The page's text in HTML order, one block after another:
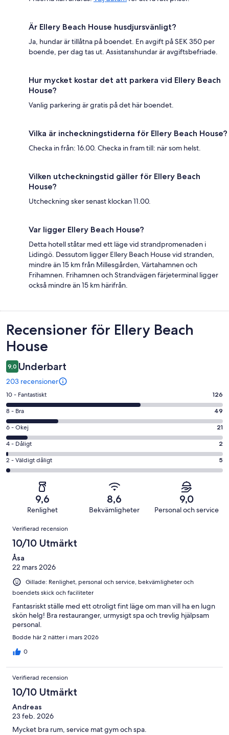
Är Ellery Beach House husdjursvänligt?
Ja, hundar är tillåtna på boendet. En avgift på SEK 350 per
boende, per dag tas ut. Assistanshundar är avgiftsbefriade.
Hur mycket kostar det att parkera vid Ellery Beach
House?
Vanlig parkering är gratis på det här boendet.
Vilka är incheckningstiderna för Ellery Beach House?
Checka in från: 16.00. Checka in fram till: när som helst.
Vilken utcheckningstid gäller för Ellery Beach
House?
Utcheckning sker senast klockan 11.00.
Var ligger Ellery Beach House?
Detta hotell ståtar med ett läge vid strandpromenaden i
Lidingö. Dessutom ligger Ellery Beach House vid stranden,
mindre än 15 km från Millesgården, Värtahamnen och
Frihamnen. Frihamnen och Strandvägen färjeterminal ligger
också mindre än 15 km härifrån.
Recensioner
Recensioner för Ellery Beach
House
9,0 Underbart
203 recensioner
10
-
Fantastiskt
i
betyg.
126
av
203
recensioner
10 - Fantastiskt 126
8
-
Bra
i
betyg.
49
recensioner
8 - Bra 49
6
-
Okej
i
betyg.
recensioner
6 - Okej 21
4
-
Dåligt
recensioner
4 - Dåligt 2
2
-
betyg.
203
recensioner
2 - Väldigt dåligt 5
9,6
Renlighet
8,6
Bekvämligheter
9,0
Personal och service
Recensioner
Verifierad recension
10/10 Utmärkt
Åsa
22 mars 2026
Gillade: Renlighet, personal och service, bekvämligheter och
boendets skick och faciliteter
Fantasriskt ställe med ett otroligt fint läge om man vill ha en lugn
skön helg! Bra restauranger, urmysigt spa och trevlig hjälpsam
personal.
Bodde här 2 nätter i mars 2026
0
Verifierad recension
10/10 Utmärkt
Andreas
23 feb. 2026
Mycket bra rum, service mat gym och spa.